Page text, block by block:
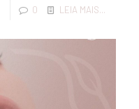
0 LEIA MAIS...